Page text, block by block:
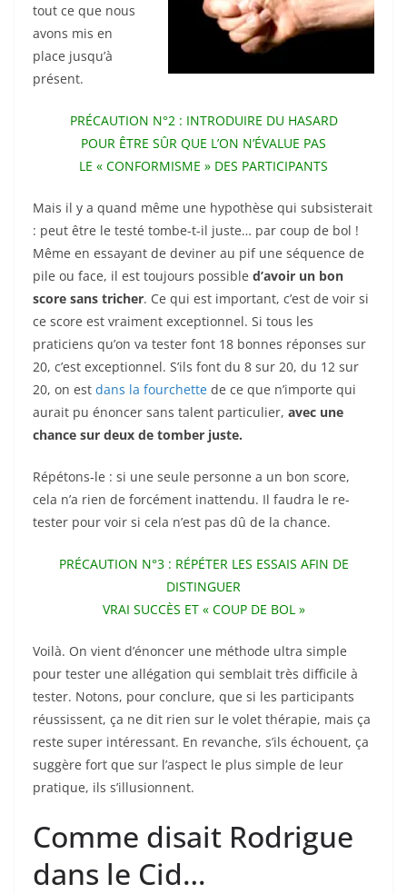
tout ce que nous
avons mis en
place jusqu’à
présent.
PRÉCAUTION N°2 : INTRODUIRE DU HASARD
POUR ÊTRE SÛR QUE L’ON N’ÉVALUE PAS
LE « CONFORMISME » DES PARTICIPANTS
Mais il y a quand même une hypothèse qui subsisterait
: peut être le testé tombe-t-il juste… par coup de bol !
Même en essayant de deviner au pif une séquence de
pile ou face, il est toujours possible d’avoir un bon
score sans tricher. Ce qui est important, c’est de voir si
ce score est vraiment exceptionnel. Si tous les
praticiens qu’on va tester font 18 bonnes réponses sur
20, c’est exceptionnel. S’ils font du 8 sur 20, du 12 sur
20, on est dans la fourchette de ce que n’importe qui
aurait pu énoncer sans talent particulier, avec une
chance sur deux de tomber juste.
Répétons-le : si une seule personne a un bon score,
cela n’a rien de forcément inattendu. Il faudra le re-
tester pour voir si cela n’est pas dû de la chance.
PRÉCAUTION N°3 : RÉPÉTER LES ESSAIS AFIN DE
DISTINGUER
VRAI SUCCÈS ET « COUP DE BOL »
Voilà. On vient d’énoncer une méthode ultra simple
pour tester une allégation qui semblait très difficile à
tester. Notons, pour conclure, que si les participants
réussissent, ça ne dit rien sur le volet thérapie, mais ça
reste super intéressant. En revanche, s’ils échouent, ça
suggère fort que sur l’aspect le plus simple de leur
pratique, ils s’illusionnent.
Comme disait Rodrigue
dans le Cid…